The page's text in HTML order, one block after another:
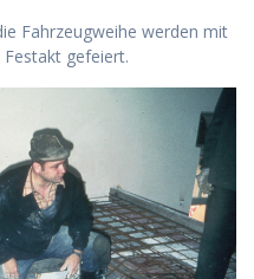
Fahrzeugweihe werden mit
gefeiert.